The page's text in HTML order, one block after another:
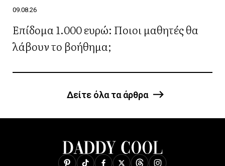
09.08.26
Επίδομα 1.000 ευρώ: Ποιοι μαθητές θα
λάβουν το βοήθημα;
Δείτε όλα τα άρθρα